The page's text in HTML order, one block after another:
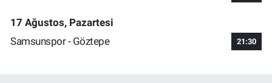
17 Ağustos, Pazartesi
Samsunspor - Göztepe
21:30